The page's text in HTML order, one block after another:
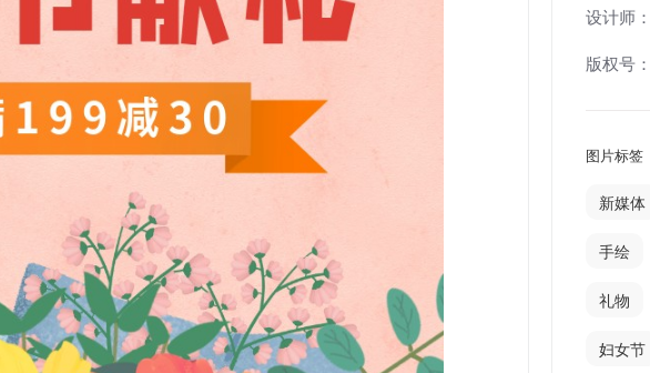
设计师：
版权号：
图片标签
新媒体
手绘
礼物
妇女节